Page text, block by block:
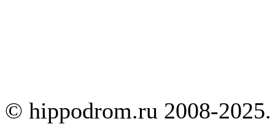
© hippodrom.ru 2008-